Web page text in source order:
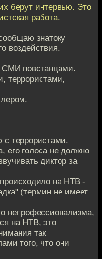
берут интервью. Это
работа.
знатоку
воздействия.
СМИ повстанцами.
террористами,
с террористами.
его голоса не должно
диктор за
на НТВ -
(термин не имеет
непрофессионализма,
на НТВ, это
так
того, что они